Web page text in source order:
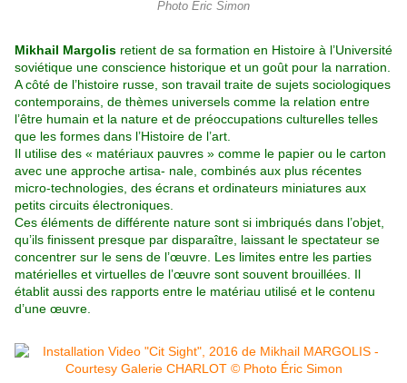
Photo Éric Simon
Mikhail Margolis retient de sa formation en Histoire à l’Université
soviétique une conscience historique et un goût pour la narration.
A côté de l’histoire russe, son travail traite de sujets sociologiques
contemporains, de thèmes universels comme la relation entre
l’être humain et la nature et de préoccupations culturelles telles
que les formes dans l’Histoire de l’art.
Il utilise des « matériaux pauvres » comme le papier ou le carton
avec une approche artisa- nale, combinés aux plus récentes
micro-technologies, des écrans et ordinateurs miniatures aux
petits circuits électroniques.
Ces éléments de différente nature sont si imbriqués dans l’objet,
qu’ils finissent presque par disparaître, laissant le spectateur se
concentrer sur le sens de l’œuvre. Les limites entre les parties
matérielles et virtuelles de l’œuvre sont souvent brouillées. Il
établit aussi des rapports entre le matériau utilisé et le contenu
d’une œuvre.